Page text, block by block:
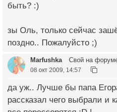
быть? :)
зы Оль, только сейчас
поздно.. Пожалуйсто ;)
Marfushka Свой на
08 окт 2009, 14:57
да уж.. Лучше бы папа
рассказал чего выбрали и